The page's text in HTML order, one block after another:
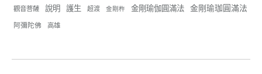
觀看更多
觀音菩薩 說明 護生 超渡 金剛杵 金剛瑜伽圓滿法 金剛瑜珈圓滿法
阿彌陀佛 高雄